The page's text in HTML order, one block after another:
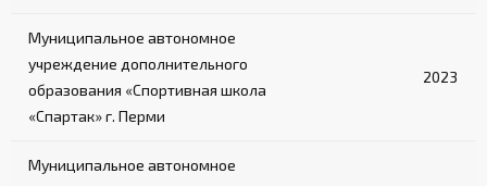
Муниципальное автономное
учреждение дополнительного
образования «Спортивная школа
«Спартак» г. Перми
2023
Муниципальное автономное